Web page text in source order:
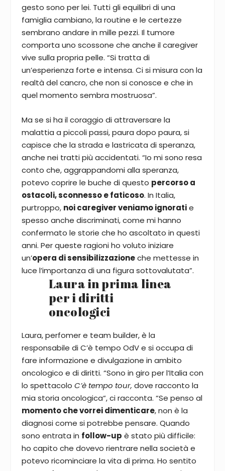
gesto sono per lei. Tutti gli equilibri di una
famiglia cambiano, la routine e le certezze
sembrano andare in mille pezzi. Il tumore
comporta uno scossone che anche il caregiver
vive sulla propria pelle. “Si tratta di
un’esperienza forte e intensa. Ci si misura con la
realtà del cancro, che non si conosce e che in
quel momento sembra mostruosa”.
Ma se si ha il coraggio di attraversare la
malattia a piccoli passi, paura dopo paura, si
capisce che la strada e lastricata di speranza,
anche nei tratti più accidentati. “Io mi sono resa
conto che, aggrappandomi alla speranza,
potevo coprire le buche di questo percorso a
ostacoli, sconnesso e faticoso. In Italia,
purtroppo, noi caregiver veniamo ignoratie
spesso anche discriminati, come mi hanno
confermato le storie che ho ascoltato in questi
anni. Per queste ragioni ho voluto iniziare
un’opera di sensibilizzazioneche mettesse in
luce l’importanza di una figura sottovalutata”.
Laura in prima linea
per i diritti
oncologici
Laura, perfomer e team builder, è la
responsabile di C’è tempo OdV e si occupa di
fare informazione e divulgazione in ambito
oncologico e di diritti. “Sono in giro per l’Italia con
lo spettacolo C’è tempo tour, dove racconto la
mia storia oncologica“, ci racconta. “Se penso al
momento che vorrei dimenticare, non è la
diagnosi come si potrebbe pensare. Quando
sono entrata in follow-up è stato più difficile:
ho capito che dovevo rientrare nella società e
potevo ricominciare la vita di prima. Ho sentito